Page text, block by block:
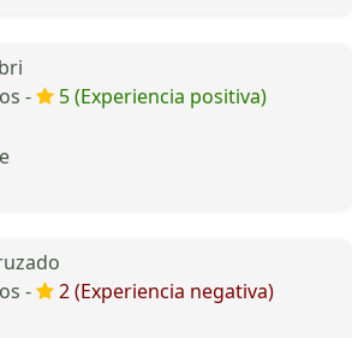
-
5 (Experiencia positiva)
-
2 (Experiencia negativa)